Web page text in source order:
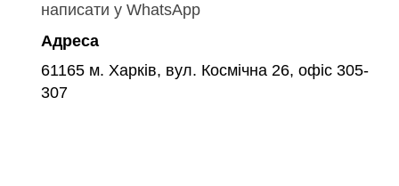
написати у WhatsApp
Адреса
61165 м. Харків, вул. Космічна 26, офіс 305-
307